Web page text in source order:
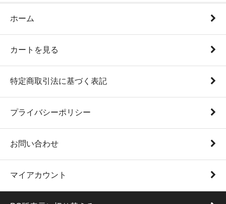
ホーム
カートを見る
特定商取引法に基づく表記
プライバシーポリシー
お問い合わせ
マイアカウント